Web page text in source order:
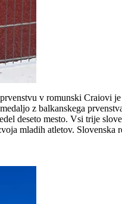
v romunski Craiovi
z balkanskega
deseto mesto. Vsi trije
mladih atletov. Slovenska